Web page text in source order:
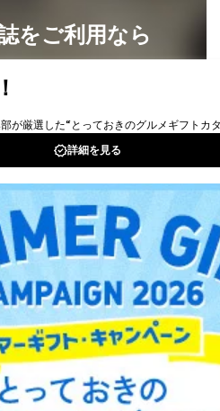
をご利用なら
で読み放題！
FOR IOS
FOR ANDROID
法はこちら
合案内
採用情報